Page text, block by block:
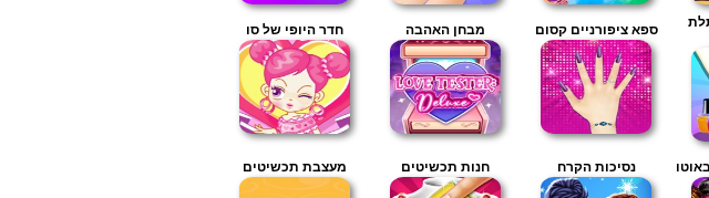
ספא ציפורניים קסום מבחן האהבה חדר היופי של סו
נסיכות הקרח חנות תכשיטים מעצבת תכשיטים